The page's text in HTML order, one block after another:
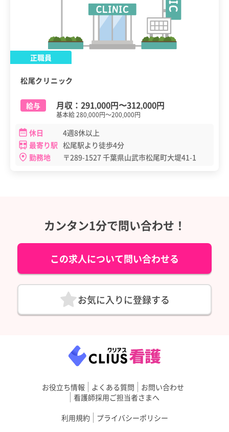
正職員
松尾クリニック
給与 月収： 291,000円〜312,000円
基本給 280,000円～200,000円
休日
4週8休以上
最寄り駅 松尾駅より徒歩4分
勤務地
〒289-1527 千葉県山武市松尾町大堤41-1
カンタン1分で問い合わせ！
この求人について問い合わせる
お気に入りに登録する
お役立ち情報 よくある質問
お問い合わせ
看護師採用ご担当者さまへ
利用規約
プライバシーポリシー